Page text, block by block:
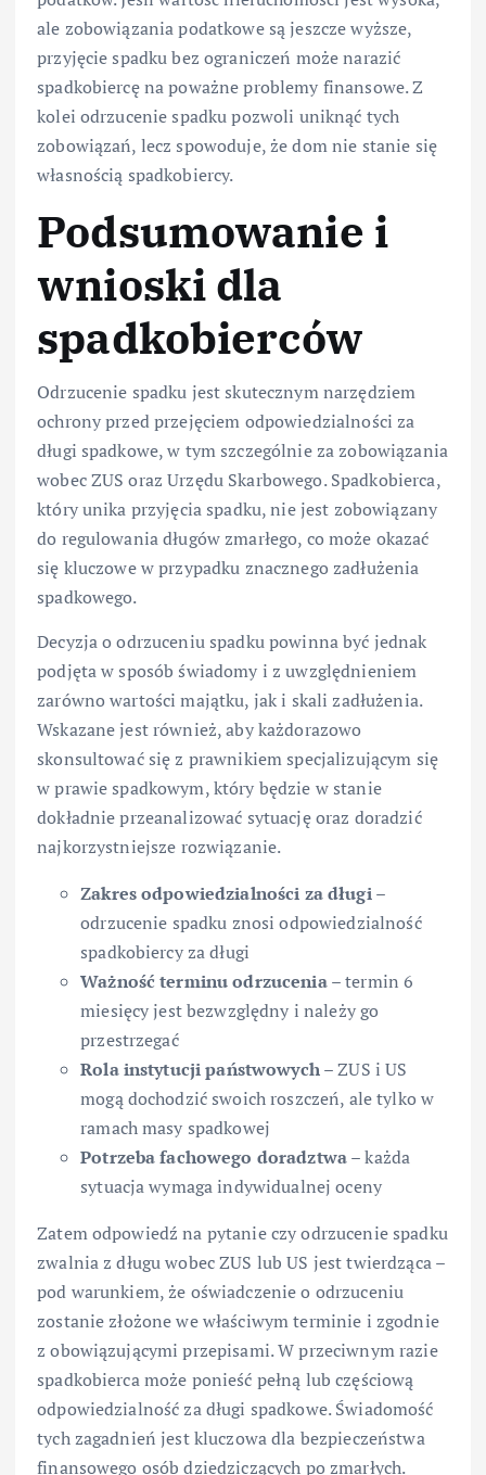
ale zobowiązania podatkowe są jeszcze wyższe,
przyjęcie spadku bez ograniczeń może narazić
spadkobiercę na poważne problemy finansowe. Z
kolei odrzucenie spadku pozwoli uniknąć tych
zobowiązań, lecz spowoduje, że dom nie stanie się
własnością spadkobiercy.
Podsumowanie i
wnioski dla
spadkobierców
Odrzucenie spadku jest skutecznym narzędziem
ochrony przed przejęciem odpowiedzialności za
długi spadkowe, w tym szczególnie za zobowiązania
wobec ZUS oraz Urzędu Skarbowego. Spadkobierca,
który unika przyjęcia spadku, nie jest zobowiązany
do regulowania długów zmarłego, co może okazać
się kluczowe w przypadku znacznego zadłużenia
spadkowego.
Decyzja o odrzuceniu spadku powinna być jednak
podjęta w sposób świadomy i z uwzględnieniem
zarówno wartości majątku, jak i skali zadłużenia.
Wskazane jest również, aby każdorazowo
skonsultować się z prawnikiem specjalizującym się
w prawie spadkowym, który będzie w stanie
dokładnie przeanalizować sytuację oraz doradzić
najkorzystniejsze rozwiązanie.
Zakres odpowiedzialności za długi–
odrzucenie spadku znosi odpowiedzialność
spadkobiercy za długi
Ważność terminu odrzucenia– termin 6
miesięcy jest bezwzględny i należy go
przestrzegać
Rola instytucji państwowych– ZUS i US
mogą dochodzić swoich roszczeń, ale tylko w
ramach masy spadkowej
Potrzeba fachowego doradztwa– każda
sytuacja wymaga indywidualnej oceny
Zatem odpowiedź na pytanie czy odrzucenie spadku
zwalnia z długu wobec ZUS lub US jest twierdząca –
pod warunkiem, że oświadczenie o odrzuceniu
zostanie złożone we właściwym terminie i zgodnie
z obowiązującymi przepisami. W przeciwnym razie
spadkobierca może ponieść pełną lub częściową
odpowiedzialność za długi spadkowe. Świadomość
tych zagadnień jest kluczowa dla bezpieczeństwa
finansowego osób dziedziczących po zmarłych.